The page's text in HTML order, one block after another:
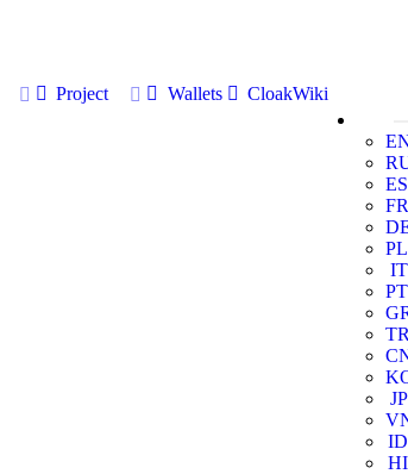
Project Wallets
CloakWiki
ES
FR
PL
IT
PT
JP
ID
HI